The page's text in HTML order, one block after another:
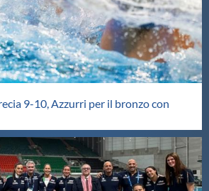
9-10, Azzurri per il bronzo con